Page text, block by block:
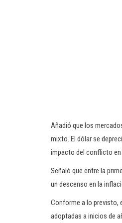
Añadió que los
mixto. El dólar se
impacto del conflicto en
Señaló que entre la
un descenso en la
Conforme a lo previsto,
adoptadas a inicios de